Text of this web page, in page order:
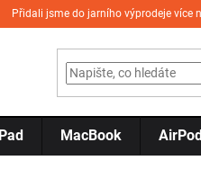
Přidali jsme do jarního výprodeje více
MacBook